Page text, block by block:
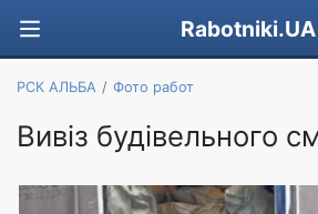
Rabotniki.UA
РСК АЛЬБА Фото работ
Вивіз будівельного